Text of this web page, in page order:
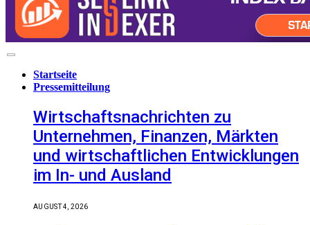
Startseite
Pressemitteilung
Wirtschaftsnachrichten zu
Unternehmen, Finanzen, Märkten
und wirtschaftlichen Entwicklungen
im In- und Ausland
AUGUST 4, 2026